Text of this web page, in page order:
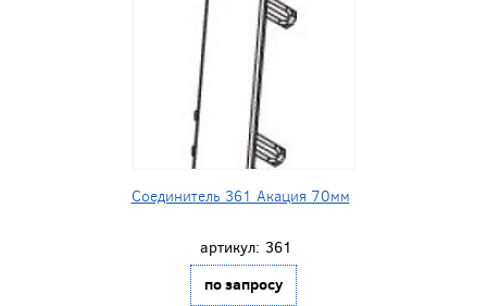
Соединитель 361 Акация 70мм
артикул: 361
по запросу